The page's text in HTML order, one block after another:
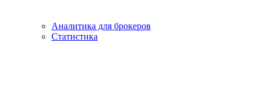
Аналитика для брокеров
Статистика